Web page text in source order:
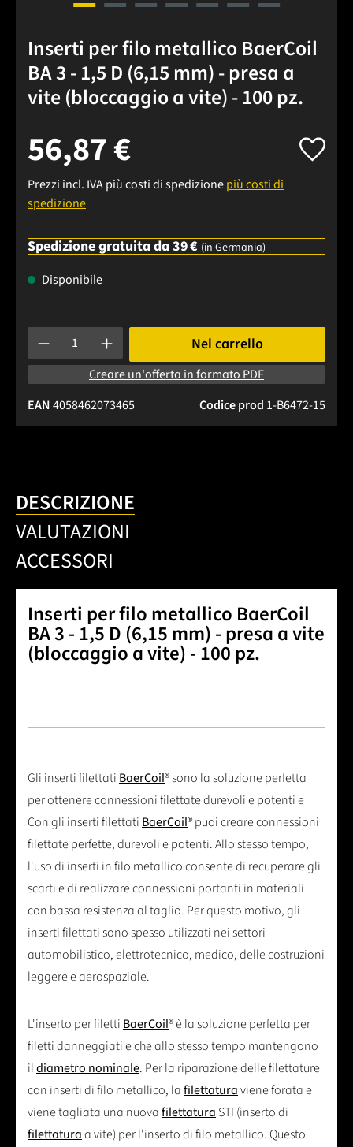
Inserti per filo metallico BaerCoil
BA 3 - 1,5 D (6,15 mm) - presa a
vite (bloccaggio a vite) - 100 pz.
56,87 €
Prezzi incl. IVA più costi di spedizionepiù costi di
spedizione
Spedizione gratuita da 39 € (in Germania)
Disponibile
Quantità del prodotto: inserisci la quantità desiderata o
Nel carrello
Creare un'offerta in formato PDF
Codice prod 1-B6472-15
EAN4058462073465
DESCRIZIONE
VALUTAZIONI
ACCESSORI
Inserti per filo metallico BaerCoil
BA 3 - 1,5 D (6,15 mm) - presa a vite
(bloccaggio a vite) - 100 pz.
Gli inserti filettati BaerCoil® sono la soluzione perfetta
per ottenere connessioni filettate durevoli e potenti e
Con gli inserti filettati BaerCoil® puoi creare connessioni
filettate perfette, durevoli e potenti. Allo stesso tempo,
l'uso di inserti in filo metallico consente di recuperare gli
scarti e di realizzare connessioni portanti in materiali
con bassa resistenza al taglio. Per questo motivo, gli
inserti filettati sono spesso utilizzati nei settori
automobilistico, elettrotecnico, medico, delle costruzioni
leggere e aerospaziale.
L'inserto per filetti BaerCoil® è la soluzione perfetta per
filetti danneggiati e che allo stesso tempo mantengono
ildiametro nominale. Per la riparazione delle filettature
con inserti di filo metallico, lafilettaturaviene forata e
viene tagliata una nuovafilettatura STI (inserto di
filettaturaa vite) per l'inserto di filo metallico. Questo